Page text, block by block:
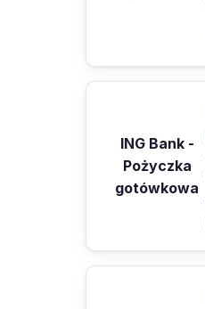
ING Bank -
Pożyczka
gotówkowa